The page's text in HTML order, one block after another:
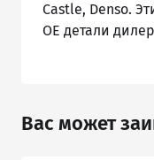
Castle, Denso.
ОЕ детали
Вас может